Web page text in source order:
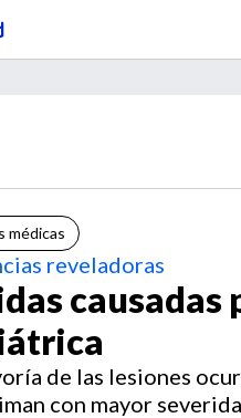
médicas
reveladoras
de las lesiones
con mayor